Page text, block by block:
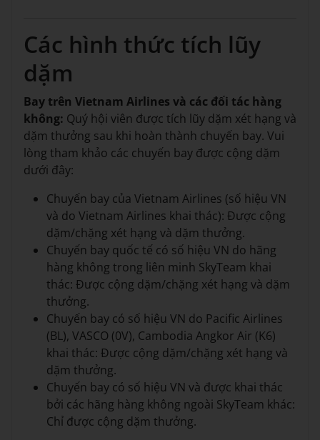
Các hình thức tích lũy
dặm
Bay trên Vietnam Airlines và các đối tác hàng
không: Quý hội viên được tích lũy dặm xét hạng và
dặm thưởng sau khi hoàn thành chuyến bay. Vui
lòng tham khảo các chuyến bay được cộng dặm
dưới đây:
Chuyến bay của Vietnam Airlines (số hiệu VN
và do Vietnam Airlines khai thác): Được cộng
dặm/chặng xét hạng và dặm thưởng.
Chuyến bay quốc tế có số hiệu VN do hãng
hàng không trong liên minh SkyTeam khai
thác: Được cộng dặm/chặng xét hạng và dặm
thưởng.
Chuyến bay có số hiệu VN do Pacific Airlines
(BL), VASCO (0V), Cambodia Angkor Air (K6)
khai thác: Được cộng dặm/chặng xét hạng và
dặm thưởng.
Chuyến bay có số hiệu VN và được khai thác
bởi các hãng hàng không ngoài SkyTeam khác:
Chỉ được cộng dặm thưởng.